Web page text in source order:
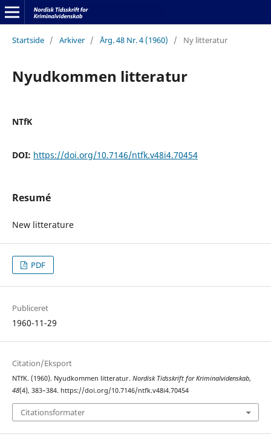
Startside / Arkiver / Årg. 48 Nr. 4 (1960) / Ny litteratur
Nyudkommen litteratur
NTfK
DOI: https://doi.org/10.7146/ntfk.v48i4.70454
Resumé
New litterature
PDF
Publiceret
1960-11-29
Citation/Eksport
NTfK. (1960). Nyudkommen litteratur. Nordisk Tidsskrift for Kriminalvidenskab,
48(4), 383–384. https://doi.org/10.7146/ntfk.v48i4.70454
Citationsformater